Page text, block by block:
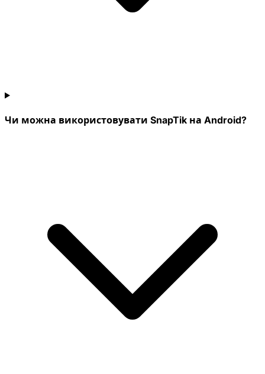
Чи можна використовувати SnapTik на Android?